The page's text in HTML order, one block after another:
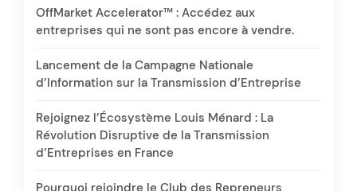
OffMarket Accelerator™ : Accédez aux
entreprises qui ne sont pas encore à vendre.
Lancement de la Campagne Nationale
d’Information sur la Transmission d’Entreprise
Rejoignez l’Écosystème Louis Ménard : La
Révolution Disruptive de la Transmission
d’Entreprises en France
Pourquoi rejoindre le Club des Repreneurs